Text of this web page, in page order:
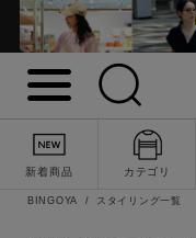
新着商品 カテゴリ
BINGOYA スタイリング一覧